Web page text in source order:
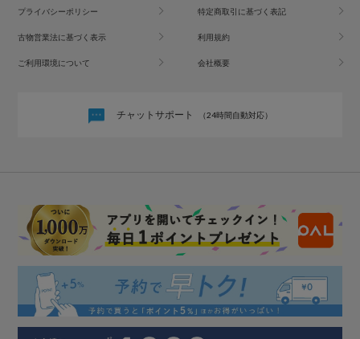
プライバシーポリシー 特定商取引に基づく表記
古物営業法に基づく表示 利用規約
ご利用環境について 会社概要
チャットサポート （24時間自動対応）